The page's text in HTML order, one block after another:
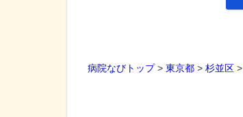
病院なびトップ> 東京都 > 杉並区 >